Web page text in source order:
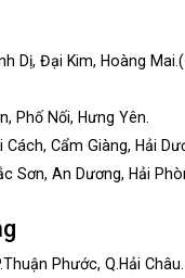
Dị, Đại Kim, Hoàng
Phố Nối, Hưng Yên.
Cẩm Giàng, Hải
Sơn, An Dương, Hải
Phước, Q.Hải Châu.